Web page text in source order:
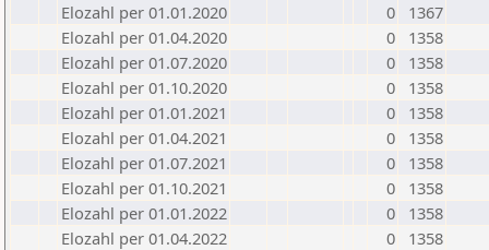
Elozahl per 01.01.2020
0
1367
Elozahl per 01.04.2020
0
1358
Elozahl per 01.07.2020
0
1358
Elozahl per 01.10.2020
0
1358
Elozahl per 01.01.2021
0
1358
Elozahl per 01.04.2021
0
1358
Elozahl per 01.07.2021
0
1358
Elozahl per 01.10.2021
0
1358
Elozahl per 01.01.2022
0
1358
Elozahl per 01.04.2022
0
1358